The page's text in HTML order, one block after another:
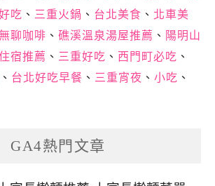
吃 、 三重火鍋 、 台北美食 、 北車美
聊咖啡 、 礁溪溫泉湯屋推薦 、 陽明山
宿推薦 、 三重好吃 、 西門町必吃 、
、 台北好吃早餐 、 三重宵夜 、 小吃 、
GA4熱門文章